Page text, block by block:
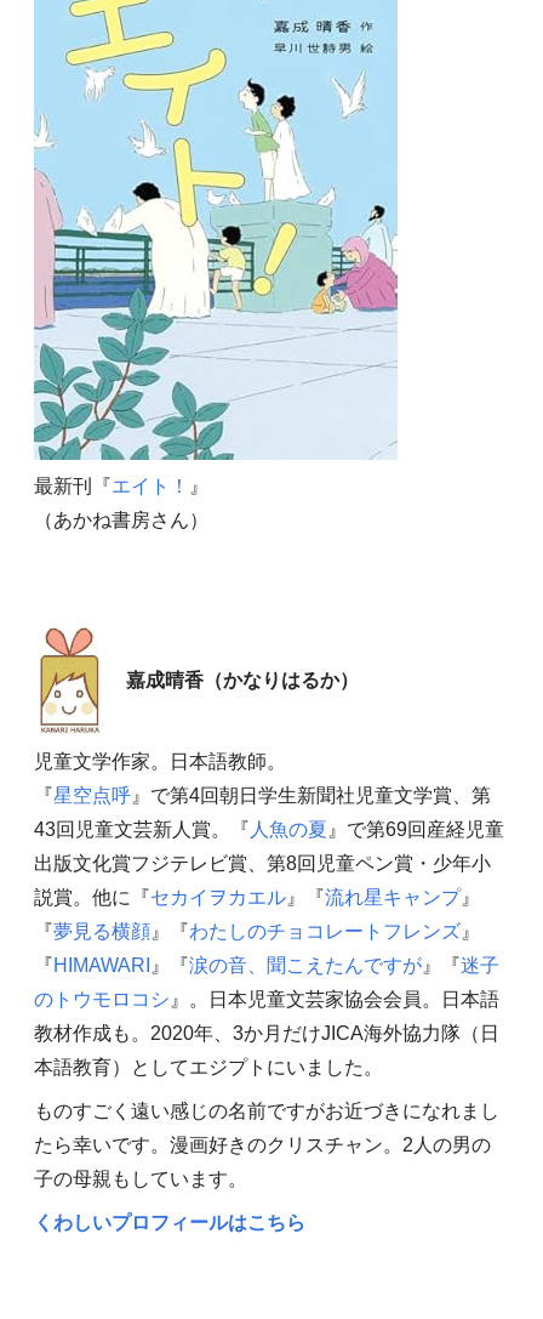
最新刊『エイト！
』
（あかね書房さん）
嘉成晴香（かなりはるか）
児童文学作家。日本語教師。
『星空点呼』で第4回朝日学生新聞社児童文学賞、第
43回児童文芸新人賞。『 人魚の夏 』で第69回産経児童
出版文化賞フジテレビ賞、第8回児童ペン賞・少年小
説賞。他に『セカイヲカエル』『流れ星キャンプ』
『夢見る横顔』『わたしのチョコレートフレンズ』
『HIMAWARI 』『涙の音、聞こえたんですが』『迷子
のトウモロコシ 』。日本児童文芸家協会会員。日本語
教材作成も。2020年、3か月だけJICA海外協力隊（日
本語教育）としてエジプトにいました。
ものすごく遠い感じの名前ですがお近づきになれまし
たら幸いです。漫画好きのクリスチャン。2人の男の
子の母親もしています。
くわしいプロフィールはこちら